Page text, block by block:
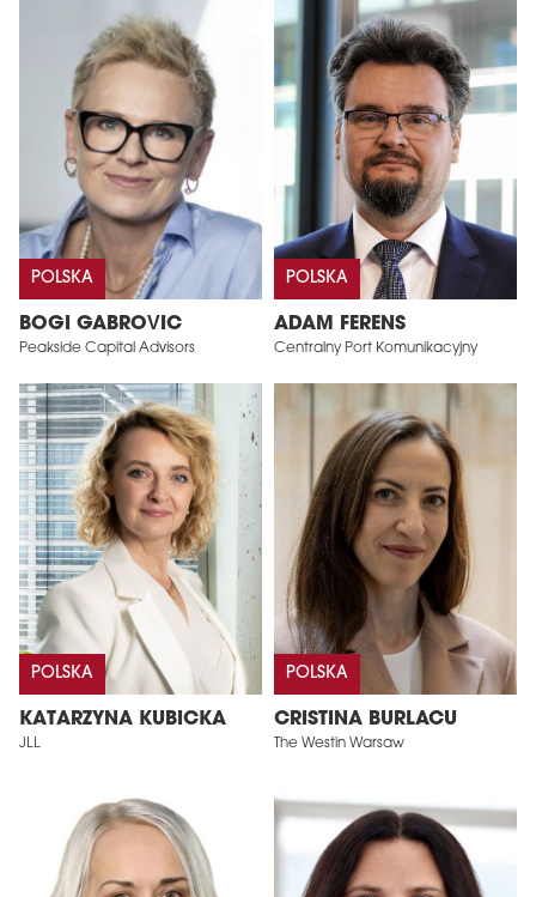
POLSKA
BOGI GABROVIC
Peakside Capital Advisors
POLSKA
ADAM FERENS
Centralny Port Komunikacyjny
POLSKA
KATARZYNA KUBICKA
JLL
POLSKA
CRISTINA BURLACU
The Westin Warsaw